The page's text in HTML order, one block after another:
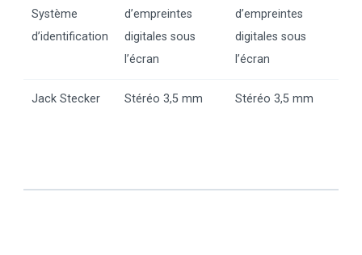
Système
d’identification
d’empreintes
digitales sous
l’écran
d’empreintes
digitales sous
l’écran
Jack Stecker Stéréo 3,5 mm Stéréo 3,5 mm